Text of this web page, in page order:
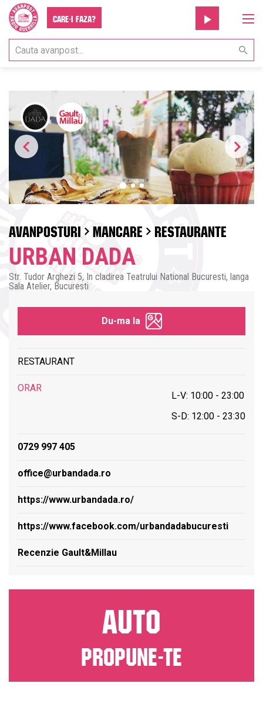
Care-i faza?
AVANPOSTURI MANCARE RESTAURANTE
URBAN DADA
Str. Tudor Arghezi 5, In cladirea Teatrului National Bucuresti, langa
Sala Atelier, Bucuresti
Du-ma la
RESTAURANT
ORAR
L-V: 10:00 - 23:00
S-D: 12:00 - 23:30
0729 997 405
office@urbandada.ro
https://www.urbandada.ro/
https://www.facebook.com/urbandadabucuresti
Recenzie Gault&Millau
AUTO
PROPUNE-TE